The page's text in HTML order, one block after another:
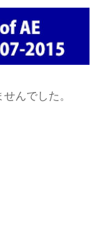
んでした。